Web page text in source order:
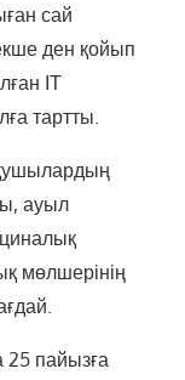
сай
ден қойып
ІТ
тартты.
ауыл
мөлшерінің
пайызға